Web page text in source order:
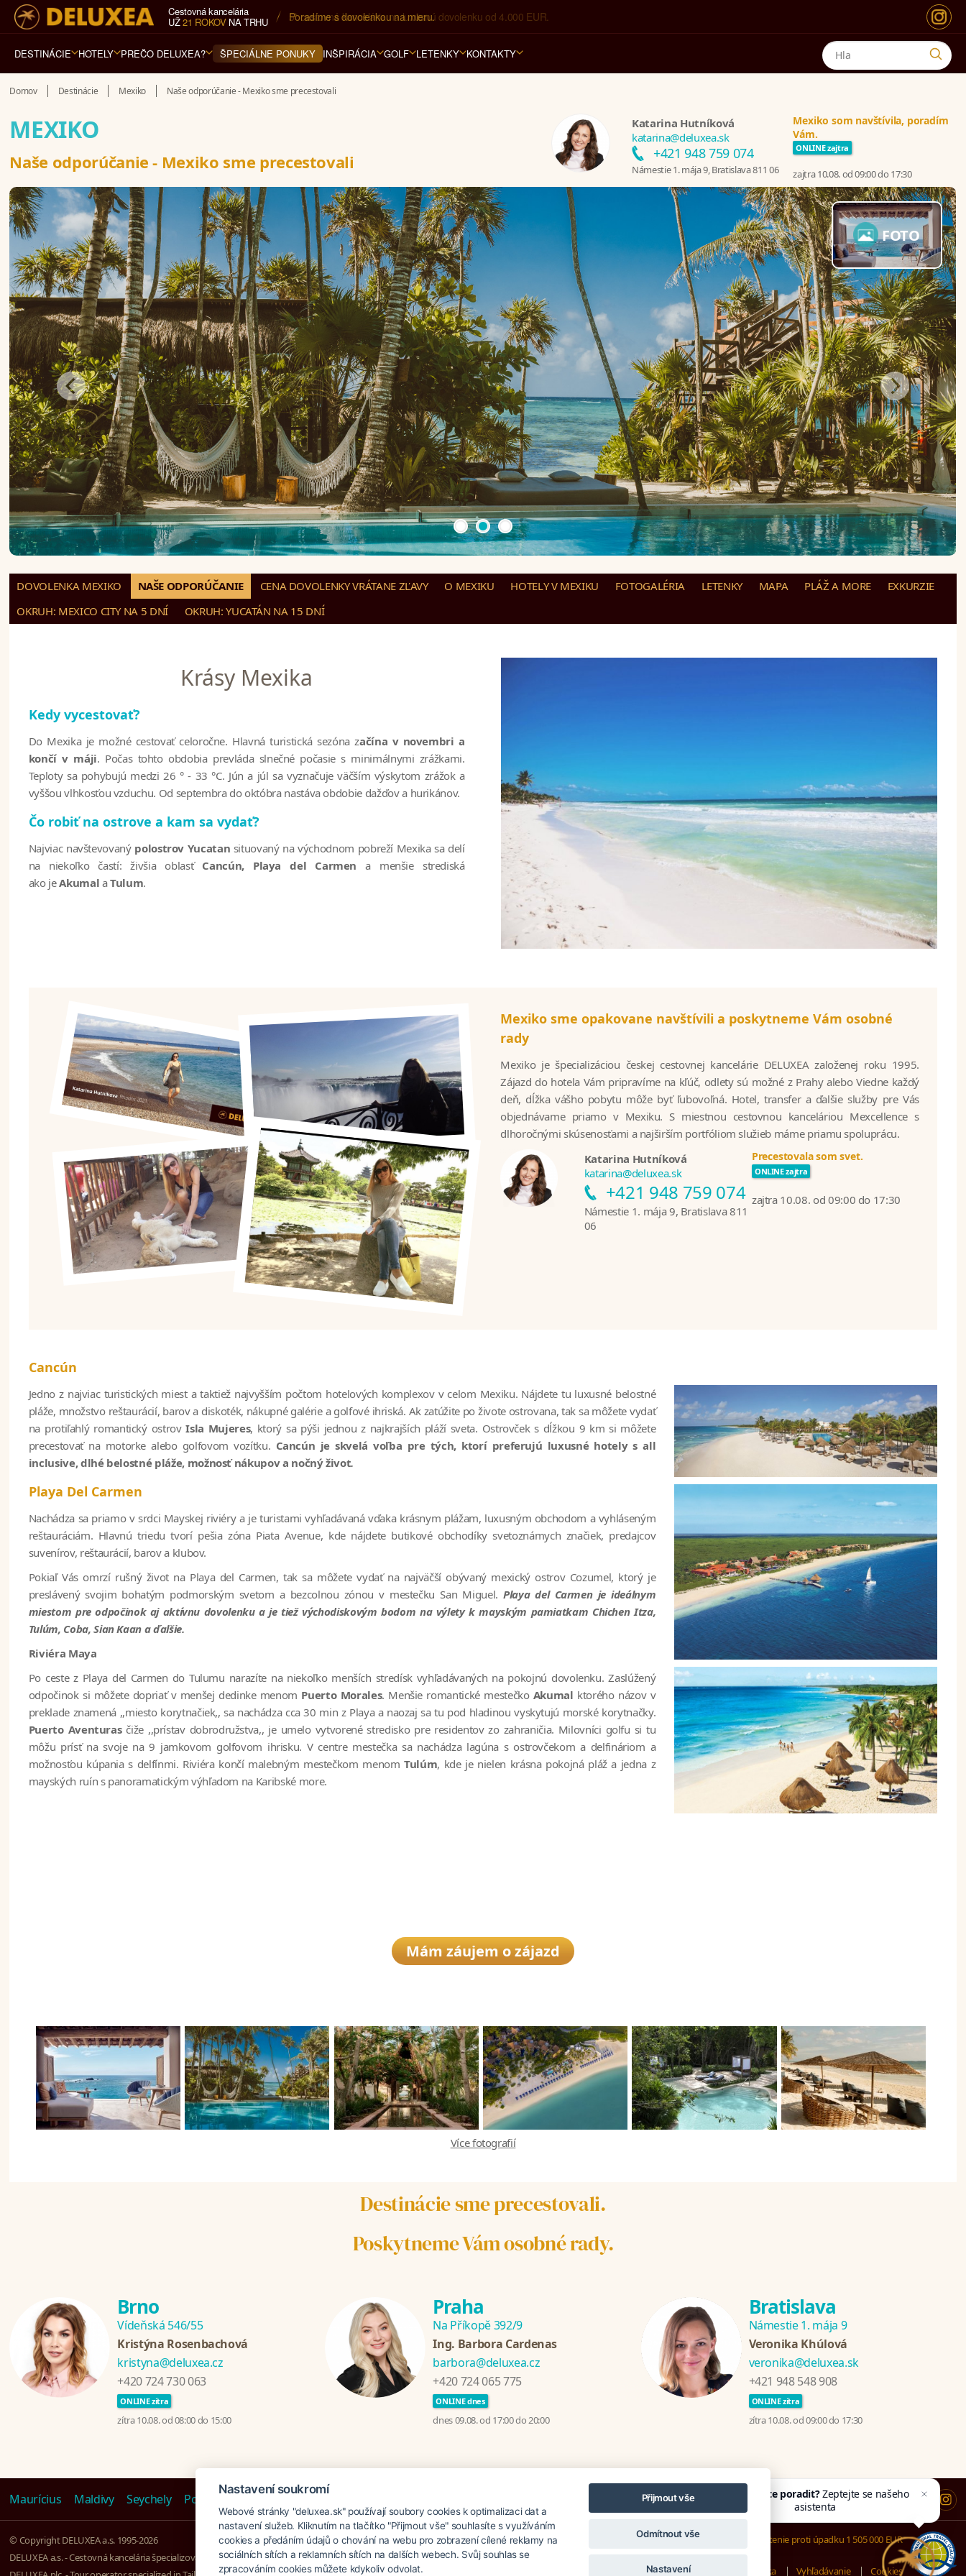
Cestovná kancelária
UŽ21 ROKOVNA TRHU 5* cestovná kancelária na luxusnú dovolenku od 4.000 EUR.
DESTINÁCIE HOTELY PREČO DELUXEA? ŠPECIÁLNE PONUKY INŠPIRÁCIA GOLF LETENKY KONTAKTY
Domov Destinácie Mexiko Naše odporúčanie - Mexiko sme precestovali
MEXIKO
Naše odporúčanie - Mexiko sme precestovali
Katarina Hutníková
katarina@deluxea.sk
+421 948 759 074
Námestie 1. mája 9, Bratislava 811 06
Mexiko som navštívila, poradím
Vám.
ONLINE zajtra
zajtra 10.08. od 09:00 do 17:30
FOTO
DOVOLENKA MEXIKO NAŠE ODPORÚČANIE CENA DOVOLENKY VRÁTANE ZĽAVY O MEXIKU HOTELY V MEXIKU FOTOGALÉRIA LETENKY MAPA PLÁŽ A MORE
EXKURZIE
OKRUH: MEXICO CITY NA 5 DNÍ
OKRUH: YUCATÁN NA 15 DNÍ
Krásy Mexika
Kedy vycestovať?
Do Mexika je možné cestovať celoročne. Hlavná turistická sezóna začína v novembri a
končí v máji. Počas tohto obdobia prevláda slnečné počasie s minimálnymi zrážkami.
Teploty sa pohybujú medzi 26 ° - 33 °C. Jún a júl sa vyznačuje väčším výskytom zrážok a
vyššou vlhkosťou vzduchu. Od septembra do októbra nastáva obdobie dažďov a hurikánov.
Čo robiť na ostrove a kam sa vydať?
Najviac navštevovaný polostrov Yucatan situovaný na východnom pobreží Mexika sa delí
na niekoľko častí: živšia oblasť Cancún, Playa del Carmen a menšie strediská
ako jeAkumal aTulum.
Mexiko sme opakovane navštívili a poskytneme Vám osobné
rady
Mexiko je špecializáciou českej cestovnej kancelárie DELUXEA založenej roku 1995.
Zájazd do hotela Vám pripravíme na kľúč, odlety sú možné z Prahy alebo Viedne každý
deň, dĺžka vášho pobytu môže byť ľubovoľná. Hotel, transfer a ďalšie služby pre Vás
objednávame priamo v Mexiku. S miestnou cestovnou kanceláriou Mexcellence s
dlhoročnými skúsenosťami a najširším portfóliom služieb máme priamu spoluprácu.
Katarina Hutníková
katarina@deluxea.sk
+421 948 759 074
Námestie 1. mája 9, Bratislava 811
06
Precestovala som svet.
ONLINE zajtra
zajtra 10.08. od 09:00 do 17:30
Cancún
Jedno z najviac turistických miest a taktiež najvyšším počtom hotelových komplexov v celom Mexiku. Nájdete tu luxusné belostné
pláže, množstvo reštaurácií, barov a diskoték, nákupné galérie a golfové ihriská. Ak zatúžite po živote ostrovana, tak sa môžete vydať
na protiľahlý romantický ostrovIsla Mujeres, ktorý sa pýši jednou z najkrajších pláží sveta. Ostrovček s dĺžkou 9 km si môžete
precestovať na motorke alebo golfovom vozítku. Cancún je skvelá voľba pre tých, ktorí preferujú luxusné hotely s all
inclusive, dlhé belostné pláže, možnosť nákupov a nočný život.
Playa Del Carmen
Nachádza sa priamo v srdci Mayskej riviéry a je turistami vyhľadávaná vďaka krásnym plážam, luxusným obchodom a vyhláseným
reštauráciám. Hlavnú triedu tvorí pešia zóna Piata Avenue, kde nájdete butikové obchodíky svetoznámych značiek, predajcov
suvenírov, reštaurácií, barov a klubov.
Pokiaľ Vás omrzí rušný život na Playa del Carmen, tak sa môžete vydať na najväčší obývaný mexický ostrov Cozumel, ktorý je
preslávený svojim bohatým podmorským svetom a bezcolnou zónou v mestečku San Miguel.Playa del Carmen je ideálnym
miestom pre odpočinok aj aktívnu dovolenku a je tiež východiskovým bodom na výlety k mayským pamiatkam Chichen Itza,
Tulúm, Coba, Sian Kaan a ďalšie.
Riviéra Maya
Po ceste z Playa del Carmen do Tulumu narazíte na niekoľko menších stredísk vyhľadávaných na pokojnú dovolenku. Zaslúžený
odpočinok si môžete dopriať v menšej dedinke menom Puerto Morales. Menšie romantické mestečko Akumal ktorého názov v
preklade znamená ,,miesto korytnačiek,, sa nachádza cca 30 min z Playa a naozaj sa tu pod hladinou vyskytujú morské korytnačky.
Puerto Aventurasčiže ,,prístav dobrodružstva,, je umelo vytvorené stredisko pre residentov zo zahraničia. Milovníci golfu si tu
môžu prísť na svoje na 9 jamkovom golfovom ihrisku. V centre mestečka sa nachádza lagúna s ostrovčekom a delfináriom a
možnosťou kúpania s delfínmi. Riviéra končí malebným mestečkom menomTulúm, kde je nielen krásna pokojná pláž a jedna z
mayských ruín s panoramatickým výhľadom na Karibské more.
Mám záujem o zájazd
Více fotografií
Destinácie sme precestovali.
Poskytneme Vám osobné rady.
Brno
Vídeňská 546/55
Kristýna Rosenbachová
kristyna@deluxea.cz
+420 724 730 063
ONLINE zítra
zítra 10.08. od 08:00 do 15:00
Praha
Na Příkopě 392/9
Ing. Barbora Cardenas
barbora@deluxea.cz
+420 724 065 775
ONLINE dnes
dnes 09.08. od 17:00 do 20:00
Bratislava
Námestie 1. mája 9
Veronika Khúlová
veronika@deluxea.sk
+421 948 548 908
ONLINE zítra
zítra 10.08. od 09:00 do 17:30
Maurícius Maldivy Seychely Polynézia Emiráty
© Copyright DELUXEA a.s. 1995-2026
DELUXEA a.s. - Cestovná kancelária špecializovaná na Zájazdy na kľúč, založená roku 1995
Poistenie proti úpadku 1 505 000 EUR
Mapa stránok Právna doložka Vyhľadávanie Cookies
Nastavení soukromí
Webové stránky "deluxea.sk" používají soubory cookies k optimalizaci dat a
nastavení služeb. Kliknutím na tlačítko "Přijmout vše" souhlasíte s využíváním
cookies a předáním údajů o chování na webu pro zobrazení cílené reklamy na
sociálních sítích a reklamních sítích na dalších webech. Svůj souhlas se
zpracováním cookies můžete kdykoliv odvolat.
Přijmout vše
Odmítnout vše
Nastavení
Potřebujete poradit?Zeptejte se našeho
asistentaChettyho